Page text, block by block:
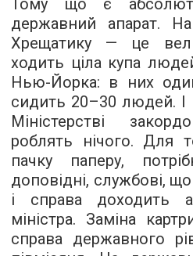
Тому що є
державний апарат.
Хрещатику — це
ходить ціла купа
Нью-Йорка: в них
сидить 20–30 людей.
Міністерстві
роблять нічого. Для
пачку паперу,
доповідні, службові,
і справа доходить
міністра. Заміна
справа державного